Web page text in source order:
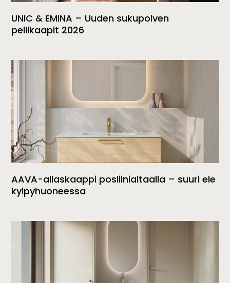
UNIC & EMINA – Uuden sukupolven
peilikaapit 2026
AAVA-allaskaappi posliinialtaalla – suuri ele
kylpyhuoneessa